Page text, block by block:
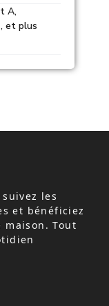
A,
et plus
les
et bénéficiez
Tout